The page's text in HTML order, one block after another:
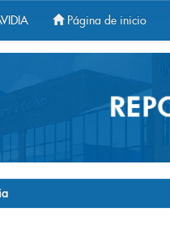
Página de inicio